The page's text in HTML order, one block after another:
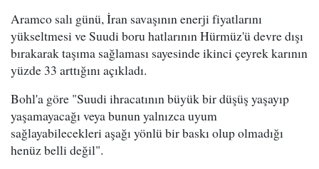
Aramco salı günü, İran savaşının enerji fiyatlarını
yükseltmesi ve Suudi boru hatlarının Hürmüz'ü devre dışı
bırakarak taşıma sağlaması sayesinde ikinci çeyrek karının
yüzde 33 arttığını açıkladı.
Bohl'a göre "Suudi ihracatının büyük bir düşüş yaşayıp
yaşamayacağı veya bunun yalnızca uyum
sağlayabilecekleri aşağı yönlü bir baskı olup olmadığı
henüz belli değil".